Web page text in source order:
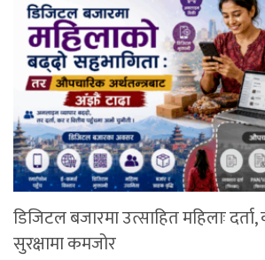
डिजिटल बजारमा उत्साहित महिलाः
सुरक्षामा कमजोर